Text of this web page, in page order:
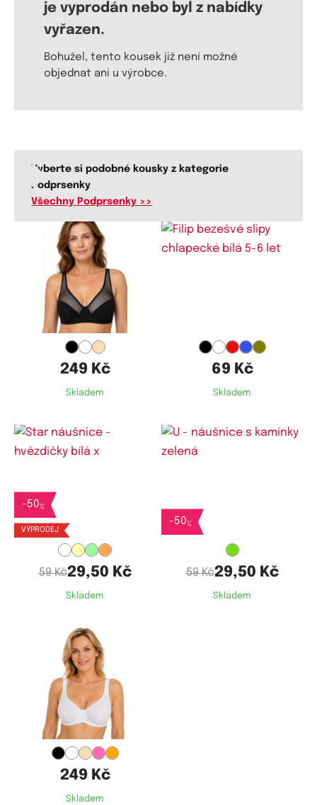
je vyprodán nebo byl z nabídky
vyřazen.
Bohužel, tento kousek již není možné
objednat ani u výrobce.
Vyberte si podobné kousky z kategorie
Podprsenky
Všechny Podprsenky >>
Dostupné velikosti:
75C,75D, 80B,80C,
85C, 90D,
95C,95D,100B,100C,100D,
105C, 105D, 110C,
249 Kč
Skladem
69 Kč
Skladem
-50%
VÝPRODEJ
59 Kč29,50 Kč
Skladem
-50%
59 Kč29,50 Kč
Skladem
Dostupné velikosti:
75D, 80B,80C, 80D,
85D,90B,90C,90D,
95D,100B,100C,100D,105B,
105C, 105D, 110C, 110D
249 Kč
Skladem